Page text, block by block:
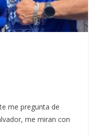
me pregunta de
me miran con